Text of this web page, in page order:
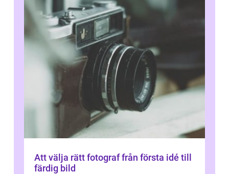
Att välja rätt fotograf från första idé till
färdig bild